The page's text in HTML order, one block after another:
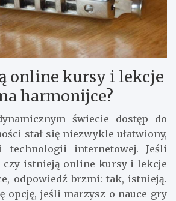
online kursy i lekcje
harmonijce?
świecie dostęp do
stał się niezwykle ułatwiony,
technologii internetowej. Jeśli
czy istnieją online kursy i lekcje
odpowiedź brzmi: tak, istnieją.
opcję, jeśli marzysz o nauce gry